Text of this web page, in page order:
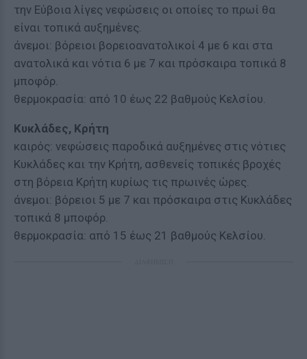
την Εύβοια λίγες νεφώσεις οι οποίες το πρωί θα
είναι τοπικά αυξημένες.
άνεμοι: βόρειοι βορειοανατολικοί 4 με 6 και στα
ανατολικά και νότια 6 με 7 και πρόσκαιρα τοπικά 8
μποφόρ.
θερμοκρασία: από 10 έως 22 βαθμούς Κελσίου.
Κυκλάδες, Κρήτη
καιρός: νεφώσεις παροδικά αυξημένες στις νότιες
Κυκλάδες και την Κρήτη, ασθενείς τοπικές βροχές
στη βόρεια Κρήτη κυρίως τις πρωινές ώρες.
άνεμοι: βόρειοι 5 με 7 και πρόσκαιρα στις Κυκλάδες
τοπικά 8 μποφόρ.
θερμοκρασία: από 15 έως 21 βαθμούς Κελσίου.